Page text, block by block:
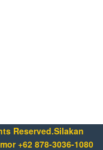
Reserved.Silakan
+62 878-3036-1080